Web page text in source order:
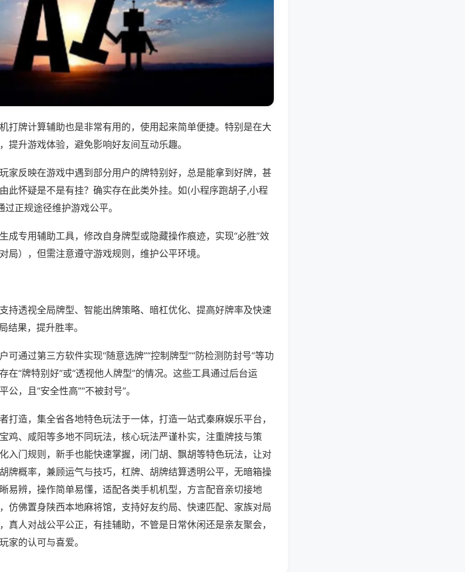
打牌计算辅助也是非常有用的，使用起来简单便捷。特别是在大
提升游戏体验，避免影响好友间互动乐趣。
家反映在游戏中遇到部分用户的牌特别好，总是能拿到好牌，甚
此怀疑是不是有挂？确实存在此类外挂。如(小程序跑胡子,小程
正规途径维护游戏公平。
成专用辅助工具，修改自身牌型或隐藏操作痕迹，实现“必胜”效
局），但需注意遵守游戏规则，维护公平环境。
持透视全局牌型、智能出牌策略、暗杠优化、提高好牌率及快速
结果，提升胜率。
通过第三方软件实现“随意选牌”“控制牌型”“防检测防封号”等功
在“牌特别好”或“透视他人牌型”的情况。这些工具通过后台运
，且“安全性高”“不被封号”。
打造，集全省各地特色玩法于一体，打造一站式秦麻娱乐平台，
鸡、咸阳等多地不同玩法，核心玩法严谨朴实，注重牌技与策
入门规则，新手也能快速掌握，闭门胡、飘胡等特色玩法，让对
牌概率，兼顾运气与技巧，杠牌、胡牌结算透明公平，无暗箱操
易辨，操作简单易懂，适配各类手机机型，方言配音亲切接地
仿佛置身陕西本地麻将馆，支持好友约局、快速匹配、家族对局
真人对战公平公正，有挂辅助，不管是日常休闲还是亲友聚会，
家的认可与喜爱。